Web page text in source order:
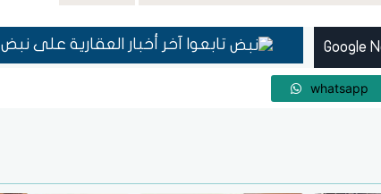
تابعوا آخر أخبار العقارية على نبض
whatsapp